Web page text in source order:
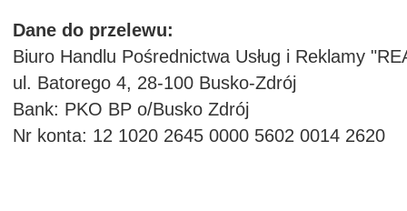
Dane do przelewu:
Biuro Handlu Pośrednictwa Usług i Reklamy
ul. Batorego 4, 28-100 Busko-Zdrój
Bank: PKO BP o/Busko Zdrój
Nr konta: 12 1020 2645 0000 5602 0014 2620